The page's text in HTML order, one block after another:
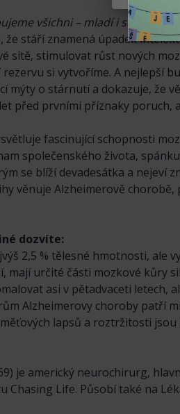
všichni – mladí i staří.“ –
stáří znamená úpadek
sítě, stimulovat růst nových
si vytvoříme. A nejlepší
mýty o stárnutí a dokazuje, že
před prvními příznaky poruch,
fascinující schopnosti
společenského života,
se blíží devadesátka a nejeví
věnuje Alzheimerově
dozvíte:
2,5 % tělesné hmotnosti, ale
mají určité části mozkové kůry
asi v pětadvaceti letech,
Alzheimerovy choroby patří
lapsů a roztržitosti
je americký neurochirurg,
Chasing Life. Působí také na